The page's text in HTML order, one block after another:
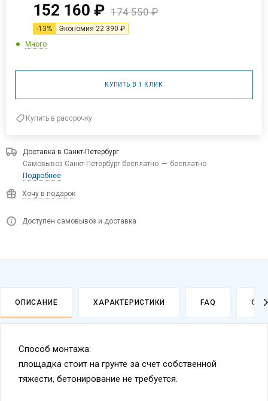
152 160 ₽ 174 550₽
-13% Экономия 22 390 ₽
Много
КУПИТЬ В 1 КЛИК
Купить в рассрочку
Доставка в Санкт-Петербург
Самовывоз Санкт-Петербург бесплатно — бесплатно
Подробнее
Хочу в подарок
Доступен самовывоз и доставка
ОПИСАНИЕ ХАРАКТЕРИСТИКИ FAQ
Способ монтажа:
площадка стоит на грунте за счет собственной
тяжести, бетонирование не требуется.